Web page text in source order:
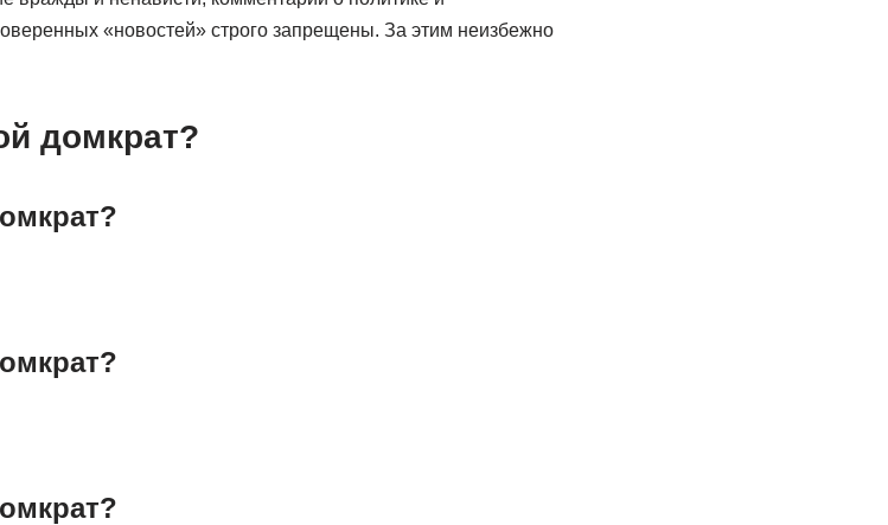
«новостей» строго запрещены. За этим неизбежно
домкрат?